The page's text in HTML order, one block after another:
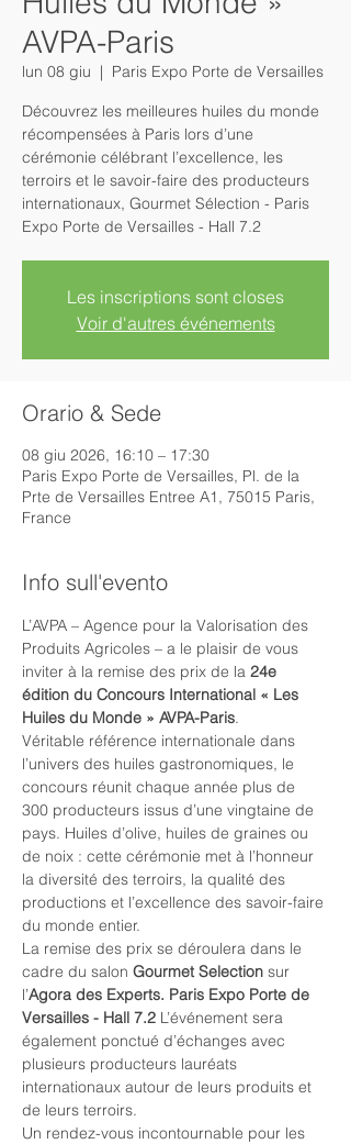
AVPA-Paris
lun 08 giu
  |
Paris Expo Porte de Versailles
Découvrez les meilleures huiles du monde
récompensées à Paris lors d’une
cérémonie célébrant l’excellence, les
terroirs et le savoir-faire des producteurs
internationaux, Gourmet Sélection - Paris
Expo Porte de Versailles - Hall 7.2
Les inscriptions sont closes
Voir d'autres événements
Orario & Sede
08 giu 2026, 16:10 – 17:30
Paris Expo Porte de Versailles, Pl. de la
Prte de Versailles Entree A1, 75015 Paris,
France
Info sull'evento
L’AVPA – Agence pour la Valorisation des
Produits Agricoles – a le plaisir de vous
inviter à la remise des prix de la 24e
édition du Concours International « Les
Huiles du Monde » AVPA-Paris.
Véritable référence internationale dans
l’univers des huiles gastronomiques, le
concours réunit chaque année plus de
300 producteurs issus d’une vingtaine de
pays. Huiles d’olive, huiles de graines ou
de noix : cette cérémonie met à l’honneur
la diversité des terroirs, la qualité des
productions et l’excellence des savoir-faire
du monde entier.
La remise des prix se déroulera dans le
cadre du salon Gourmet Selection sur
l’Agora des Experts. Paris Expo Porte de
Versailles - Hall 7.2 L’événement sera
également ponctué d’échanges avec
plusieurs producteurs lauréats
internationaux autour de leurs produits et
de leurs terroirs.
Un rendez-vous incontournable pour les